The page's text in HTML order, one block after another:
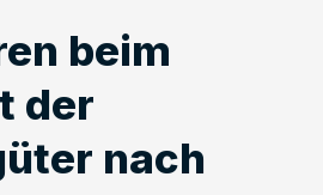
beim
der
nach